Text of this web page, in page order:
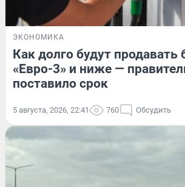
ЭКОНОМИКА
Как долго будут продавать
«Евро-3» и ниже —
поставило срок
5 августа, 2026, 22:41 760 Обсудить